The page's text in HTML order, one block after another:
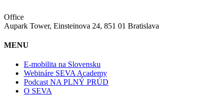
Office
Aupark Tower, Einsteinova 24, 851 01 Bratislava
MENU
E-mobilita na Slovensku
Webináre SEVA Academy
Podcast NA PLNÝ PRÚD
O SEVA